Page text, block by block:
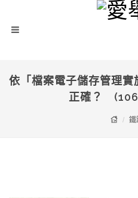
依「檔案電子儲存管理
正確？
鐵